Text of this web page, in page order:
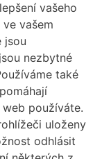
vašeho
vašem
jsou
nezbytné
také
používáte.
uloženy
odhlásit